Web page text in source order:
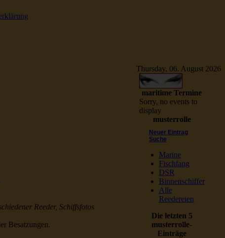
Thursday, 06. August 2026
Reeder, Schiffsfotos
Besatzungen.
maritime Termine
Sorry, no events to
display
musterrolle
Neuer Eintrag
Suche
Marine
Fischfang
DSR
Binnenschiffer
Alle
Reedereien
Die letzten 5
musterrolle-
Einträge